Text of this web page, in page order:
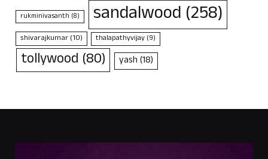
rukminivasanth (8) sandalwood (258)
shivarajkumar(10) thalapathyvijay(9)
tollywood (80) yash(18)